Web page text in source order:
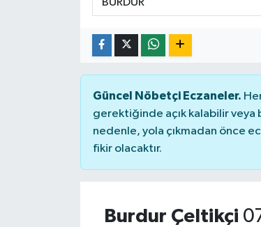
Güncel Nöbetçi Eczaneler.
gerektiğinde açık kalabilir
nedenle, yola çıkmadan önce
fikir olacaktır.
Burdur Çeltikçi